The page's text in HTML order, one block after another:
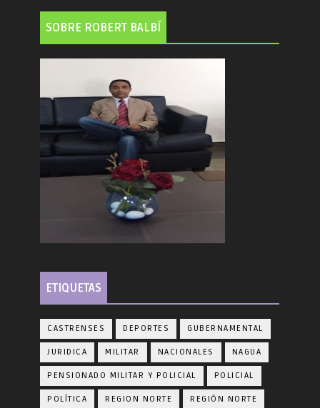
SOBRE ROBERT BALBÍ
ETIQUETAS
CASTRENSES DEPORTES GUBERNAMENTAL
JURIDICA MILITAR NACIONALES NAGUA
PENSIONADO MILITAR Y POLICIAL POLICIAL
POLÍTICA REGION NORTE REGIÓN NORTE